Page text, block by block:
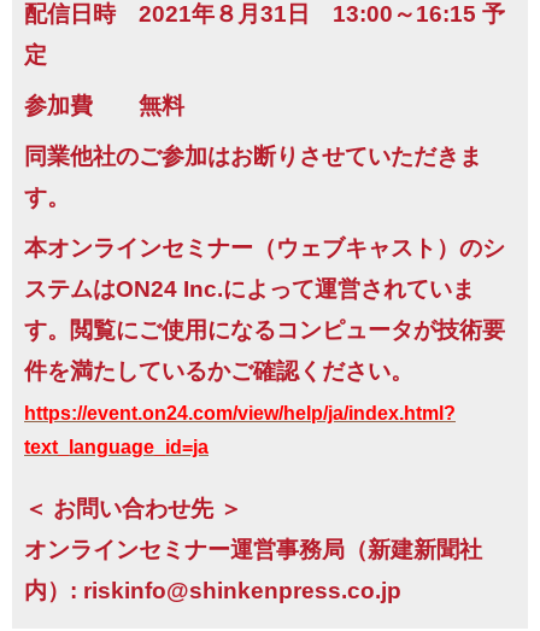
配信日時 2021年８月31日 13:00～16:15 予
定
参加費 無料
同業他社のご参加はお断りさせていただきま
す。
本オンラインセミナー（ウェブキャスト）のシ
ステムはON24 Inc.によって運営されていま
す。閲覧にご使用になるコンピュータが技術要
件を満たしているかご確認ください。
https://event.on24.com/view/help/ja/index.html?
text_language_id=ja
＜ お問い合わせ先 ＞
オンラインセミナー運営事務局（新建新聞社
内）: riskinfo@shinkenpress.co.jp